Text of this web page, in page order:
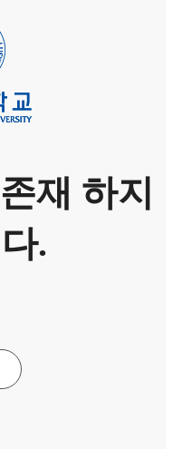
재 하지
.